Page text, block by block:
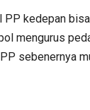
PP kedepan
mengurus
sebenernya